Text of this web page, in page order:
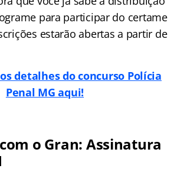
para participar do certame
estarão abertas a partir de
detalhes do concurso Polícia
Penal MG aqui!
o Gran: Assinatura